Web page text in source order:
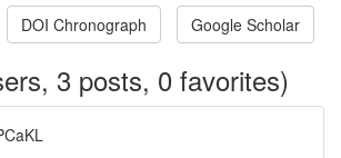
DOI Chronograph Google Scholar
3 posts, 0 favorites)